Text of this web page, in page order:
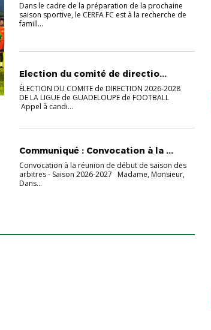
Dans le cadre de la préparation de la prochaine
saison sportive, le CERFA FC est à la recherche de
famill...
Election du comité de directio...
ÉLECTION DU COMITE de DIRECTION 2026-2028
DE LA LIGUE de GUADELOUPE de FOOTBALL
Appel à candi...
Communiqué : Convocation à la ...
Convocation à la réunion de début de saison des
arbitres - Saison 2026-2027 Madame, Monsieur,
Dans...